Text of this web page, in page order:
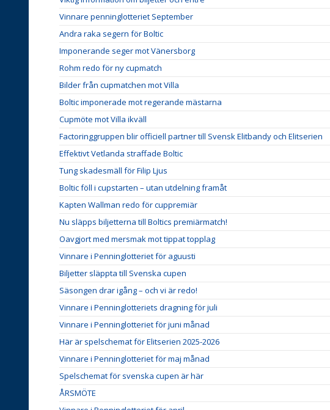
Vinnare penninglotteriet September
Andra raka segern för Boltic
Imponerande seger mot Vänersborg
Rohm redo för ny cupmatch
Bilder från cupmatchen mot Villa
Boltic imponerade mot regerande mästarna
Cupmöte mot Villa ikväll
Factoringgruppen blir officiell partner till Svensk Elitbandy och Elitserien
Effektivt Vetlanda straffade Boltic
Tung skadesmäll för Filip Ljus
Boltic föll i cupstarten – utan utdelning framåt
Kapten Wallman redo för cuppremiär
Nu släpps biljetterna till Boltics premiärmatch!
Oavgjort med mersmak mot tippat topplag
Vinnare i Penninglotteriet för aguusti
Biljetter släppta till Svenska cupen
Säsongen drar igång – och vi är redo!
Vinnare i Penninglotteriets dragning för juli
Vinnare i Penninglotteriet för juni månad
Här är spelschemat för Elitserien 2025-2026
Vinnare i Penninglotteriet för maj månad
Spelschemat för svenska cupen är här
ÅRSMÖTE